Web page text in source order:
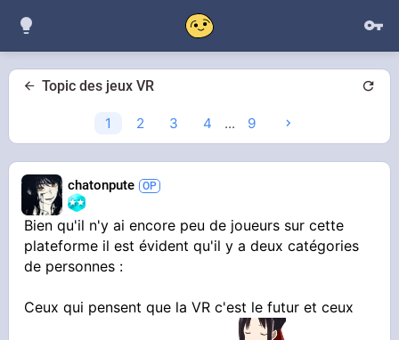
Topic des jeux VR
1 2 3 4 ... 9
chatonpute
Bien qu'il n'y ai encore peu de joueurs sur cette
plateforme il est évident qu'il y a deux catégories
de personnes :
Ceux qui pensent que la VR c'est le futur et ceux